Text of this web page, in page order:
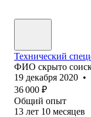
Технический
ФИО скрыто
19 декабря 2020 •
36 000 ₽
Общий опыт
13 лет 10 месяцев